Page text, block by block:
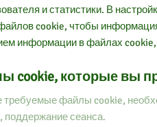
и статистики. В
cookie, чтобы
информации в файлах cookie,
cookie, которые вы
требуемые файлы cookie,
поддержание сеанса.